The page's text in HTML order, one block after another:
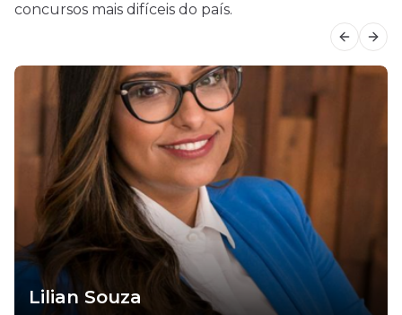
concursos mais difíceis do país.
Lilian Souza